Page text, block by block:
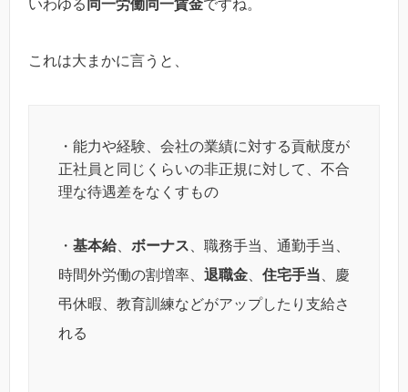
いわゆる 同一労働同一賃金ですね。
これは大まかに言うと、
・能力や経験、会社の業績に対する貢献度が
正社員と同じくらいの非正規に対して、不合
理な待遇差をなくすもの
・ 基本給、 ボーナス 、職務手当、通勤手当、
時間外労働の割増率、 退職金 住宅手当 、慶
弔休暇、教育訓練などがアップしたり支給さ
れる